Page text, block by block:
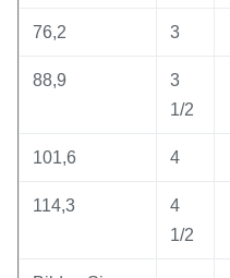
76,2 3
88,9
3
1/2
101,6 4
114,3
4
1/2